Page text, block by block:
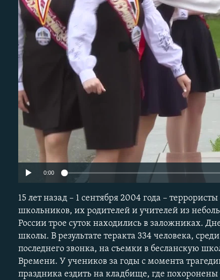
0:00
15 лет назад – 1 сентября 2004 года –
школьников, их родителей и учителей из
России трое суток находились в заложниках.
школы. В результате теракта 334 человека,
последнего звонка, на съемки в бесланскую
Времени. У учеников за годы с момента
праздника ездить на кладбище, где